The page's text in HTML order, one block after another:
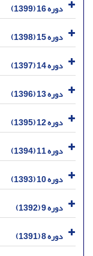
دوره 16 (1399)
دوره 15 (1398)
دوره 14 (1397)
دوره 13 (1396)
دوره 12 (1395)
دوره 11 (1394)
دوره 10 (1393)
دوره 9 (1392)
دوره 8 (1391)